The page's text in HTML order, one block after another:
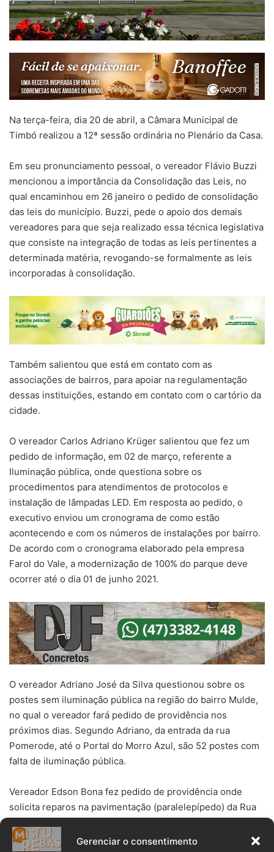
Gerenciar o consentimento
Na terça-feira, dia 20 de abril, a Câmara Municipal de
Timbó realizou a 12ª sessão ordinária no Plenário da Casa.
Em seu pronunciamento pessoal, o vereador Flávio Buzzi
mencionou a importância da Consolidação das Leis, no
qual encaminhou em 26 janeiro o pedido de consolidação
das leis do município. Buzzi, pede o apoio dos demais
vereadores para que seja realizado essa técnica legislativa
que consiste na integração de todas as leis pertinentes a
determinada matéria, revogando-se formalmente as leis
incorporadas à consolidação.
Também salientou que está em contato com as
associações de bairros, para apoiar na regulamentação
dessas instituições, estando em contato com o cartório da
cidade.
O vereador Carlos Adriano Krüger salientou que fez um
pedido de informação, em 02 de março, referente a
Iluminação pública, onde questiona sobre os
procedimentos para atendimentos de protocolos e
instalação de lâmpadas LED. Em resposta ao pedido, o
executivo enviou um cronograma de como estão
acontecendo e com os números de instalações por bairro.
De acordo com o cronograma elaborado pela empresa
Farol do Vale, a modernização de 100% do parque deve
ocorrer até o dia 01 de junho 2021.
O vereador Adriano José da Silva questionou sobre os
postes sem iluminação pública na região do bairro Mulde,
no qual o vereador fará pedido de providência nos
próximos dias. Segundo Adriano, da entrada da rua
Pomerode, até o Portal do Morro Azul, são 52 postes com
falta de iluminação pública.
Vereador Edson Bona fez pedido de providência onde
solicita reparos na pavimentação (paralelepípedo) da Rua
que a Secretaria de Obras realize limpeza e roçadas nas